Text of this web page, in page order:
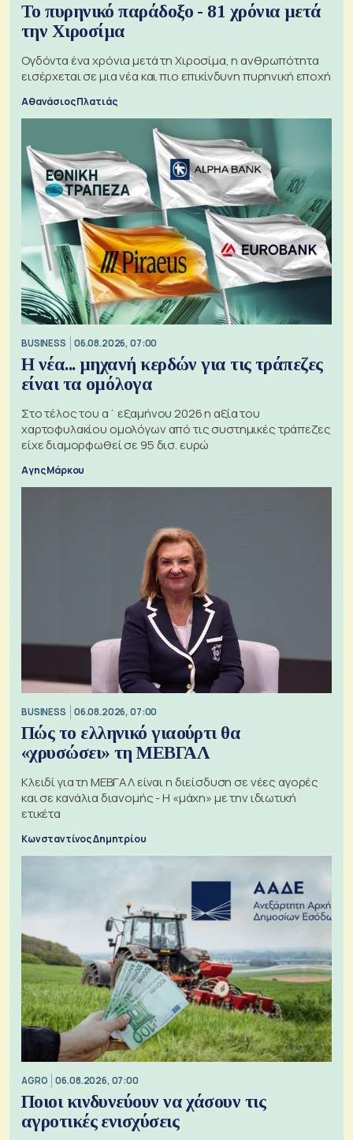
Το πυρηνικό παράδοξο - 81 χρόνια μετά
την Χιροσίμα
Ογδόντα ένα χρόνια μετά τη Χιροσίμα, η ανθρωπότητα
εισέρχεται σε μια νέα και πιο επικίνδυνη πυρηνική εποχή
Αθανάσιος Πλατιάς
BUSINESS 06.08.2026, 07:00
Η νέα... μηχανή κερδών για τις τράπεζες
είναι τα ομόλογα
Στο τέλος του α΄ εξαμήνου 2026 η αξία του
χαρτοφυλακίου ομολόγων από τις συστημικές τράπεζες
είχε διαμορφωθεί σε 95 δισ. ευρώ
Αγης Μάρκου
BUSINESS 06.08.2026, 07:00
Πώς το ελληνικό γιαούρτι θα
«χρυσώσει» τη ΜΕΒΓΑΛ
Κλειδί για τη ΜΕΒΓΑΛ είναι η διείσδυση σε νέες αγορές
και σε κανάλια διανομής - Η «μάχη» με την ιδιωτική
ετικέτα
Κωνσταντίνος Δημητρίου
AGRO 06.08.2026, 07:00
Ποιοι κινδυνεύουν να χάσουν τις
αγροτικές ενισχύσεις